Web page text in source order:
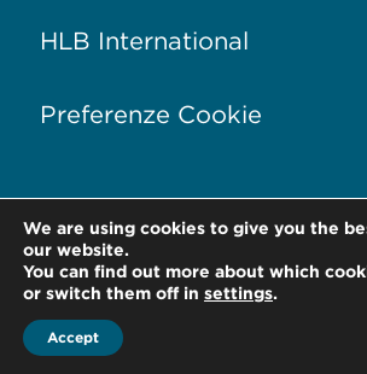
HLB International
Preferenze Cookie
Via Conservatorio, 1720122
T +39 02 76 01 81 28
We are using cookies to give you the
our website.
You can find out more about which
or switch them off in settings.
Accept